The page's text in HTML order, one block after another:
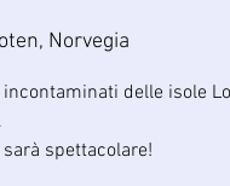
Norvegia
delle isole
spettacolare!